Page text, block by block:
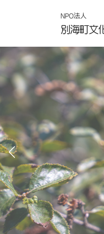
へ
ス
キ
ッ
ョ
ン
に
移